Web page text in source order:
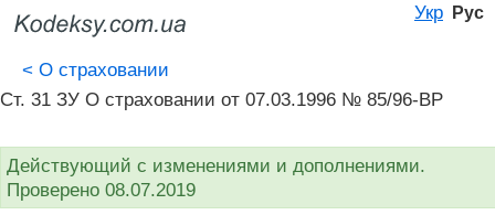
Укр Рус
< О страховании
Ст. 31 ЗУ О страховании от 07.03.1996 № 85/96-ВР
Действующий с изменениями и дополнениями.
Проверено 08.07.2019